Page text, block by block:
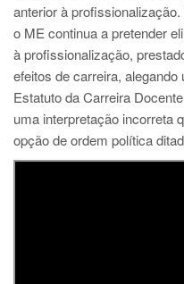
anterior à
o ME continua a pretender
à profissionalização,
efeitos de carreira,
Estatuto da Carreira
uma interpretação incorreta
opção de ordem política